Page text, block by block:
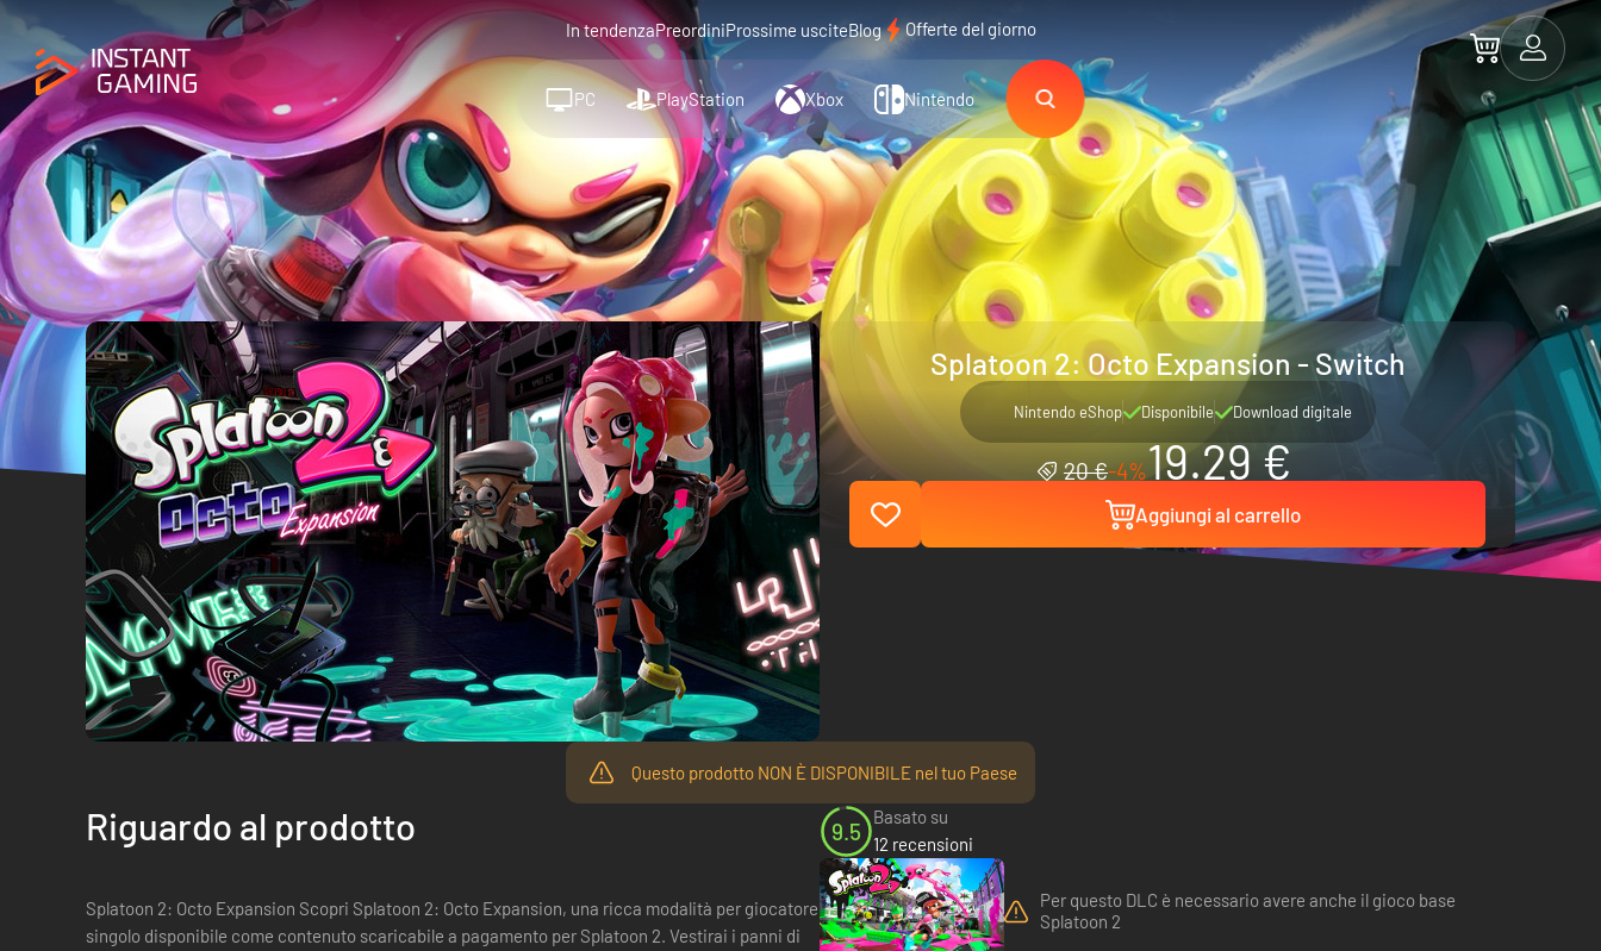
In tendenzaPreordiniProssime usciteBlog Offerte del giorno
PC PlayStation Xbox Nintendo
Splatoon 2: Octo Expansion - Switch
Nintendo eShop Disponibile Download digitale
20 €-4%19.29 €
Aggiungi al carrello
Questo prodotto NON È DISPONIBILE nel tuo Paese
Riguardo al prodotto
Splatoon 2: Octo Expansion Scopri Splatoon 2: Octo Expansion, una ricca modalità per giocatore
singolo disponibile come contenuto scaricabile a pagamento per Splatoon 2. Vestirai i panni di
9.5
Basato su
12 recensioni
Per questo DLC è necessario avere anche il gioco base
Splatoon 2